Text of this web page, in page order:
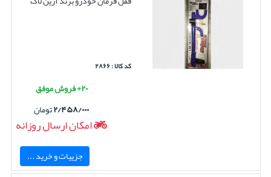
کد کالا : ۲۸۶۶
۲۰+ فروش موفق
۲/۴۵۸/۰۰۰تومان
امکان ارسال روزانه
جزییات و خرید ...